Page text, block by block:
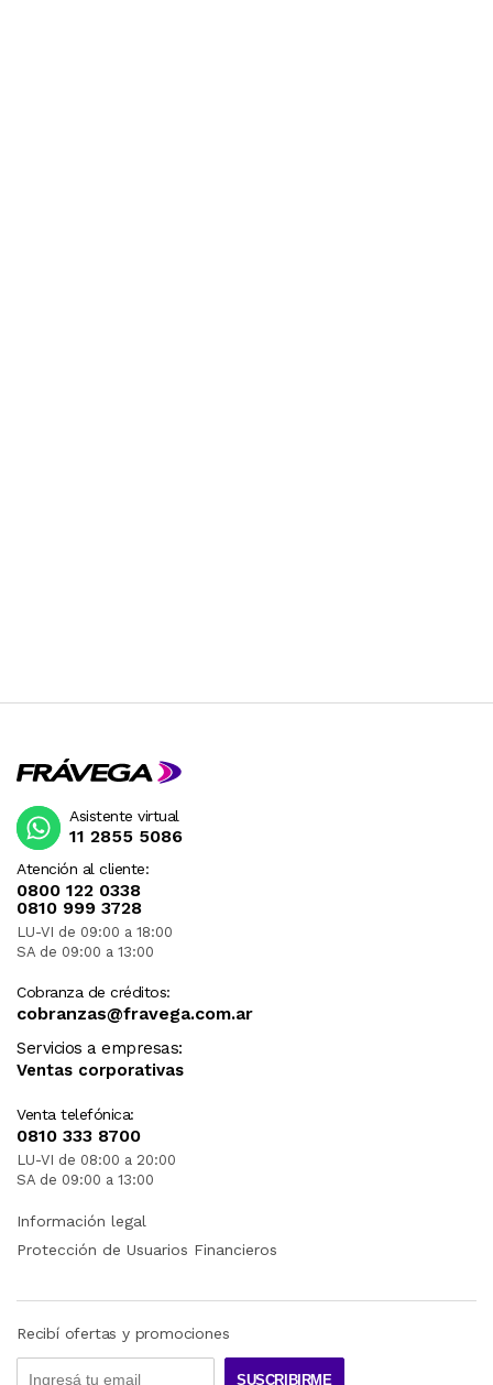
Atención al cliente:
0800 122 0338
0810 999 3728
LU-VI de 09:00 a 18:00
SA de 09:00 a 13:00
Cobranza de créditos:
cobranzas@fravega.com.ar
Servicios a empresas:
Ventas corporativas
Venta telefónica:
0810 333 8700
LU-VI de 08:00 a 20:00
SA de 09:00 a 13:00
Asistente virtual
11 2855 5086
Información legal
Protección de Usuarios Financieros
Recibí ofertas y promociones
SUSCRIBIRME